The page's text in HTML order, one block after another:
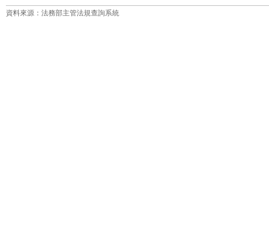
資料來源：法務部主管法規查詢系統